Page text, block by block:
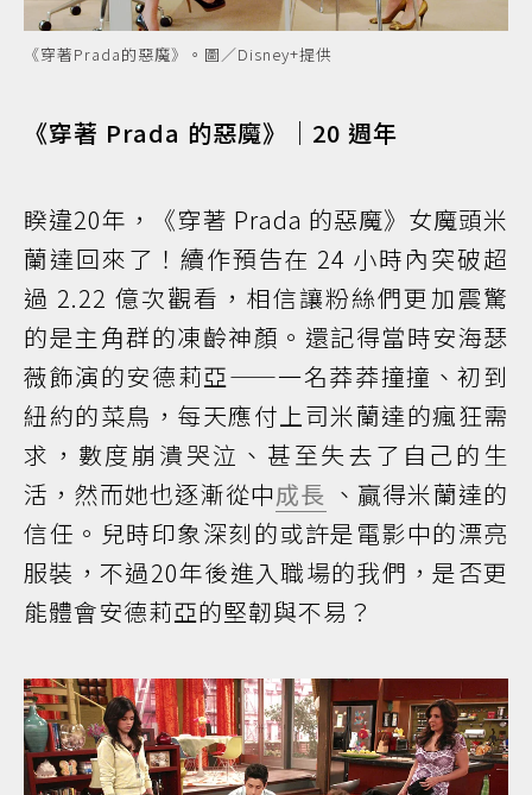
《穿著Prada的惡魔》。圖／Disney+提供
《穿著 Prada 的惡魔》｜20 週年
睽違20年，《穿著 Prada 的惡魔》女魔頭米
蘭達回來了！續作預告在 24 小時內突破超
過 2.22 億次觀看，相信讓粉絲們更加震驚
的是主角群的凍齡神顏。還記得當時安海瑟
薇飾演的安德莉亞——一名莽莽撞撞、初到
紐約的菜鳥，每天應付上司米蘭達的瘋狂需
求，數度崩潰哭泣、甚至失去了自己的生
活，然而她也逐漸從中成長 、贏得米蘭達的
信任。兒時印象深刻的或許是電影中的漂亮
服裝，不過20年後進入職場的我們，是否更
能體會安德莉亞的堅韌與不易？